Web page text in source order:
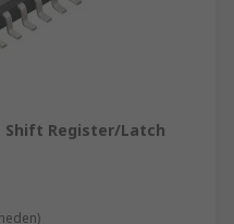
Shift Register/Latch